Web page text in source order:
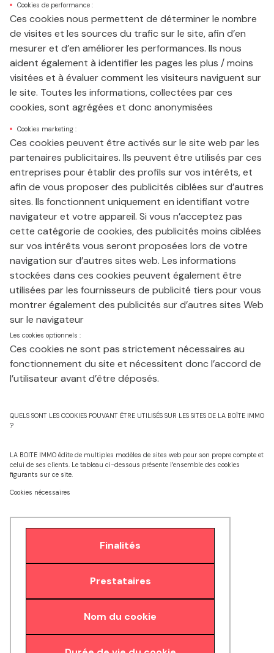
Cookies de performance :
Ces cookies nous permettent de déterminer le nombre
de visites et les sources du trafic sur le site, afin d’en
mesurer et d’en améliorer les performances. Ils nous
aident également à identifier les pages les plus / moins
visitées et à évaluer comment les visiteurs naviguent sur
le site. Toutes les informations, collectées par ces
cookies, sont agrégées et donc anonymisées
Cookies marketing :
Ces cookies peuvent être activés sur le site web par les
partenaires publicitaires. Ils peuvent être utilisés par ces
entreprises pour établir des profils sur vos intérêts, et
afin de vous proposer des publicités ciblées sur d’autres
sites. Ils fonctionnent uniquement en identifiant votre
navigateur et votre appareil. Si vous n’acceptez pas
cette catégorie de cookies, des publicités moins ciblées
sur vos intérêts vous seront proposées lors de votre
navigation sur d’autres sites web. Les informations
stockées dans ces cookies peuvent également être
utilisées par les fournisseurs de publicité tiers pour vous
montrer également des publicités sur d’autres sites Web
sur le navigateur
Les cookies optionnels :
Ces cookies ne sont pas strictement nécessaires au
fonctionnement du site et nécessitent donc l’accord de
l’utilisateur avant d’être déposés.
QUELS SONT LES COOKIES POUVANT ÊTRE UTILISÉS SUR LES SITES DE LA BOÎTE IMMO
?
LA BOITE IMMO édite de multiples modèles de sites web pour son propre compte et
celui de ses clients. Le tableau ci-dessous présente l’ensemble des cookies
figurants sur ce site.
Cookies nécessaires
Finalités
Prestataires
Nom du cookie